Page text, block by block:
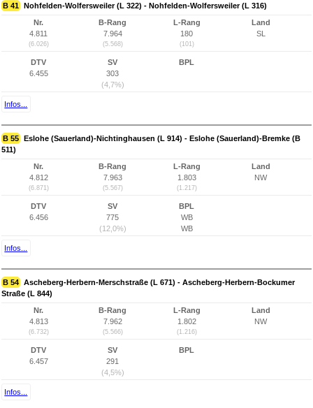
B 41 Nohfelden-Wolfersweiler (L 322) - Nohfelden-Wolfersweiler (L 316)
Nr.
4.811
(6.026)
B-Rang
7.964
(5.568)
L-Rang
180
(101)
Land
SL
DTV
6.455
SV
303
(4,7%)
BPL
Infos...
B 55 Eslohe (Sauerland)-Nichtinghausen (L 914) - Eslohe (Sauerland)-Bremke (B
511)
Nr.
4.812
(6.871)
B-Rang
7.963
(5.567)
L-Rang
1.803
(1.217)
Land
NW
DTV
6.456
SV
775
(12,0%)
BPL
WB
WB
Infos...
B 54 Ascheberg-Herbern-Merschstraße (L 671) - Ascheberg-Herbern-Bockumer
Straße (L 844)
Nr.
4.813
(6.732)
B-Rang
7.962
(5.566)
L-Rang
1.802
(1.216)
Land
NW
DTV
6.457
SV
291
(4,5%)
BPL
Infos...